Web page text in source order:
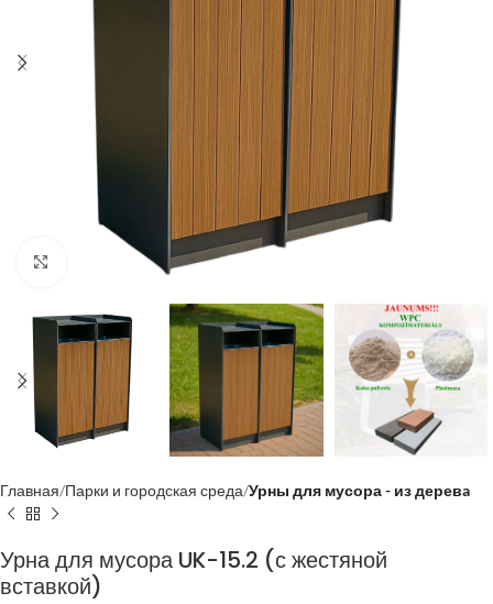
Click to enlarge
Главная Парки и городская среда Урны для мусора - из деревa
Урна для мусора UK-15.2 (с жестяной
вставкой)